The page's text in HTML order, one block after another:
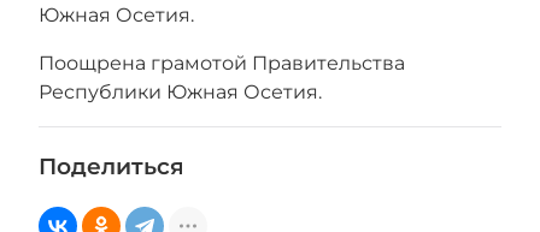
Южная Осетия.
Поощрена грамотой Правительства
Республики Южная Осетия.
Поделиться